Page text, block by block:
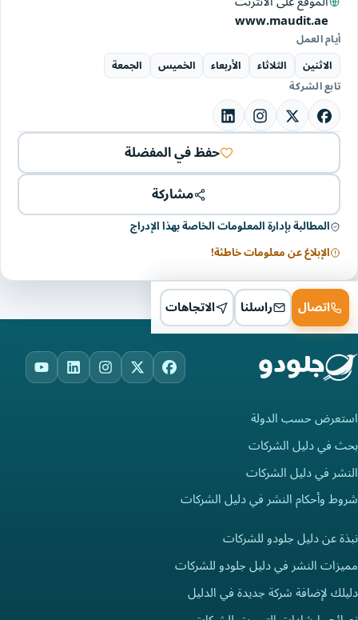
www.maudit.ae
أيام العمل
الاثنين الثلاثاء الأربعاء الخميس الجمعة
تابع الشركة
حفظ في المفضلة
مشاركة
المطالبة بإدارة المعلومات الخاصة بهذا الإدراج
الإبلاغ عن معلومات خاطئة!
اتصال راسلنا الاتجاهات
Facebook
X
Instagram
LinkedIn
استعرض حسب الدولة
بحث في دليل الشركات
النشر في دليل الشركات
شروط وأحكام النشر في دليل الشركات
نبذة عن دليل جلودو للشركات
مميزات النشر في دليل جلودو للشركات
دليلك لإضافة شركة جديدة في الدليل